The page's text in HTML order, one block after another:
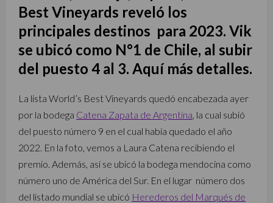
Best Vineyards reveló los
principales destinos para 2023. Vik
se ubicó como N°1 de Chile, al subir
del puesto 4 al 3. Aquí más detalles.
La lista World’s Best Vineyards quedó encabezada ayer
por la bodega Catena Zapata de Argentina , la cual subió
del puesto número 9 en el cual había quedado el año
2022. En la foto, vemos a Laura Catena recibiendo el
premio. Además, así se ubicó la bodega mendocina como
número uno de América del Sur. En el lugar número dos
del listado mundial se ubicó Herederos del Marqués de